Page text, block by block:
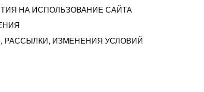
НА ИСПОЛЬЗОВАНИЕ САЙТА
РАССЫЛКИ, ИЗМЕНЕНИЯ УСЛОВИЙ